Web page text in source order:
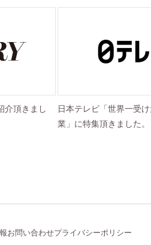
介頂きまし
日本テレビ「世界一受
業」に特集頂きました。
お問い合わせプライバシーポリシー